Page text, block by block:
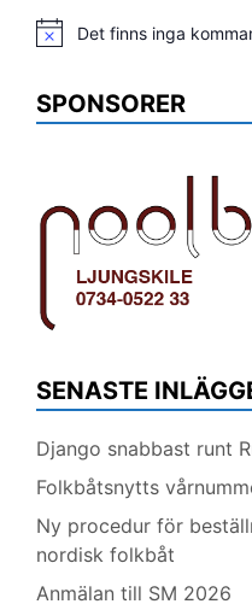
Notis Det finns inga
SPONSORER
SENASTE
Django snabbast runt
Folkbåtsnytts
Ny procedur för
nordisk folkbåt
Anmälan till SM 2026